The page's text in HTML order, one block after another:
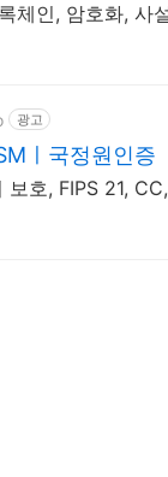
체인, 암호화, 사
광고
ㅣ국정원인증
호, FIPS 21,